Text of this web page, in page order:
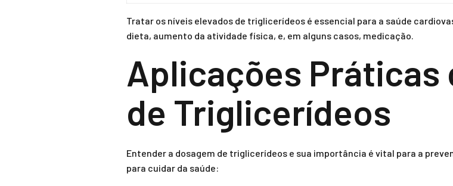
Tratar os níveis elevados de triglicerídeos é essencial para a saúde
dieta, aumento da atividade física, e, em alguns casos, medicação.
Aplicações Práticas
de Triglicerídeos
Entender a dosagem de triglicerídeos e sua importância é vital para a
para cuidar da saúde: